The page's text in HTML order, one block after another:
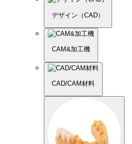
デザイン（CAD）
CAM&加工機
CAD/CAM材料